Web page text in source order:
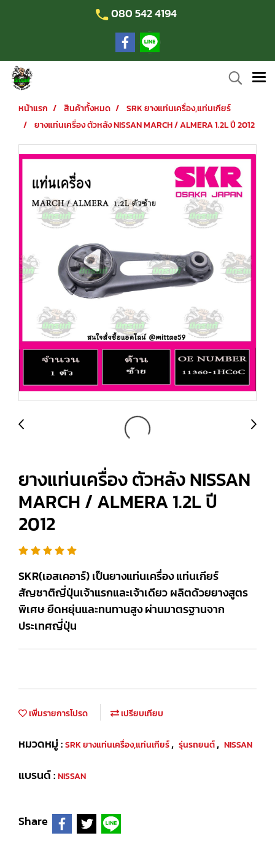
080 542 4194
หน้าแรก สินค้าทั้งหมด
SRK ยางแท่นเครื่อง,แท่นเกียร์
ยางแท่นเครื่อง ตัวหลัง NISSAN MARCH / ALMERA 1.2L ปี 2012
ยางแท่นเครื่อง ตัวหลัง NISSAN
MARCH / ALMERA 1.2L ปี
2012
SKR(เอสเคอาร์) เป็นยางแท่นเครื่อง แท่นเกียร์
สัญชาติญี่ปุ่นเจ้าแรกและเจ้าเดียว ผลิตด้วยยางสูตร
พิเศษ ยืดหยุ่นและทนทานสูง ผ่านมาตรฐานจาก
ประเทศญี่ปุ่น
เพิ่มรายการโปรด เปรียบเทียบ
หมวดหมู่ :SRK ยางแท่นเครื่อง,แท่นเกียร์, รุ่นรถยนต์, NISSAN
แบรนด์ :NISSAN
Share